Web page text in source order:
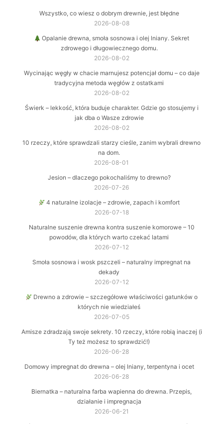
Wszystko, co wiesz o dobrym drewnie, jest błędne
2026-08-08
Opalanie drewna, smoła sosnowa i olej lniany. Sekret
zdrowego i długowiecznego domu.
2026-08-02
Wycinając węgły w chacie marnujesz potencjał domu – co daje
tradycyjna metoda węgłów z ostatkami
2026-08-02
Świerk – lekkość, która buduje charakter. Gdzie go stosujemy i
jak dba o Wasze zdrowie
2026-08-02
10 rzeczy, które sprawdzali starzy cieśle, zanim wybrali drewno
na dom.
2026-08-01
Jesion – dlaczego pokochaliśmy to drewno?
2026-07-26
4 naturalne izolacje – zdrowie, zapach i komfort
2026-07-18
Naturalne suszenie drewna kontra suszenie komorowe – 10
powodów, dla których warto czekać latami
2026-07-12
Smoła sosnowa i wosk pszczeli – naturalny impregnat na
dekady
2026-07-12
Drewno a zdrowie – szczegółowe właściwości gatunków o
których nie wiedziałeś
2026-07-05
Amisze zdradzają swoje sekrety. 10 rzeczy, które robią inaczej (i
Ty też możesz to sprawdzić!)
2026-06-28
Domowy impregnat do drewna – olej lniany, terpentyna i ocet
2026-06-28
Biernatka – naturalna farba wapienna do drewna. Przepis,
działanie i impregnacja
2026-06-21